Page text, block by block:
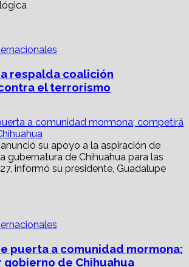
respalda coalición
el terrorismo
a comunidad mormona; competirá
puerta a comunidad mormona;
de Chihuahua